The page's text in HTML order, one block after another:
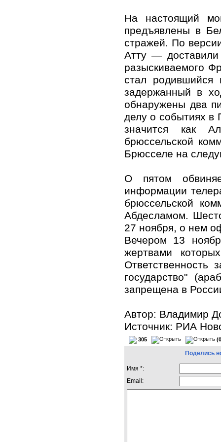
На настоящий
предъявлены в
стражей. По
Атту — доставили
разыскиваемого
стал родившийся
задержанный в
обнаружены два
делу о событиях в
значится как
брюссельской
Брюсселе на
О пятом
информации
брюссельской
Абдесламом.
27 ноября, о нем
Вечером 13
жертвами
Ответственность
государство"
запрещена в
Автор: Владимир
Источник: РИА
305
Поделись
Имя *:
Email: